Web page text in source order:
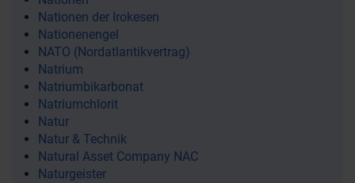
Nationen der Irokesen
Nationenengel
NATO (Nordatlantikvertrag)
Natrium
Natriumbikarbonat
Natriumchlorit
Natur
Natur & Technik
Natural Asset Company NAC
Naturgeister